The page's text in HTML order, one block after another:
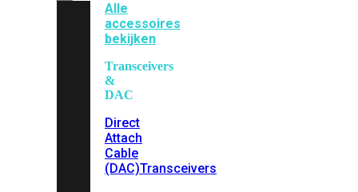
Alle
accessoires
bekijken
Transceivers
&
DAC
Direct
Attach
Cable
(DAC)Transceivers